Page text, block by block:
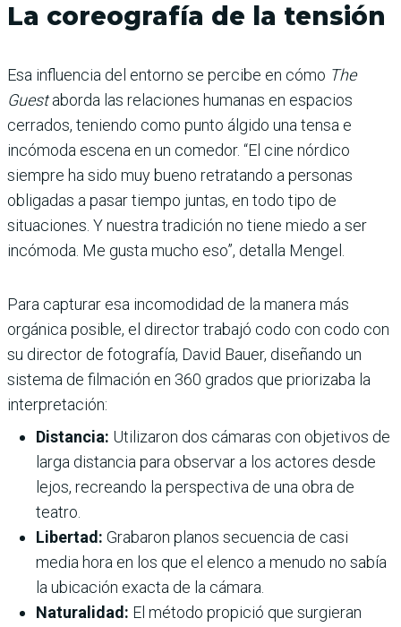
La coreografía de la tensión
Esa influencia del entorno se percibe en cómo The
Guestaborda las relaciones humanas en espacios
cerrados, teniendo como punto álgido una tensa e
incómoda escena en un comedor. “El cine nórdico
siempre ha sido muy bueno retratando a personas
obligadas a pasar tiempo juntas, en todo tipo de
situaciones. Y nuestra tradición no tiene miedo a ser
incómoda. Me gusta mucho eso”, detalla Mengel.
Para capturar esa incomodidad de la manera más
orgánica posible, el director trabajó codo con codo con
su director de fotografía, David Bauer, diseñando un
sistema de filmación en 360 grados que priorizaba la
interpretación:
Distancia: Utilizaron dos cámaras con objetivos de
larga distancia para observar a los actores desde
lejos, recreando la perspectiva de una obra de
teatro.
Libertad: Grabaron planos secuencia de casi
media hora en los que el elenco a menudo no sabía
la ubicación exacta de la cámara.
Naturalidad: El método propició que surgieran